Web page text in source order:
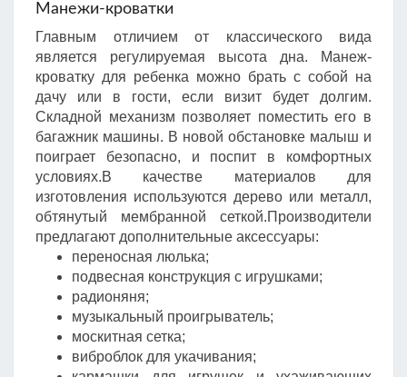
Манежи-кроватки
Главным отличием от классического вида
является регулируемая высота дна. Манеж-
кроватку для ребенка можно брать с собой на
дачу или в гости, если визит будет долгим.
Складной механизм позволяет поместить его в
багажник машины. В новой обстановке малыш и
поиграет безопасно, и поспит в комфортных
условиях.В качестве материалов для
изготовления используются дерево или металл,
обтянутый мембранной сеткой.Производители
предлагают дополнительные аксессуары:
переносная люлька;
подвесная конструкция с игрушками;
радионяня;
музыкальный проигрыватель;
москитная сетка;
виброблок для укачивания;